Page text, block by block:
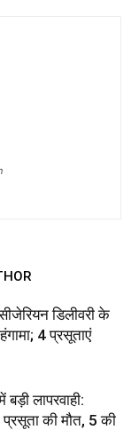
डिलीवरी के
4 प्रसूताएं
लापरवाही:
प्रसूता की मौत, 5 की